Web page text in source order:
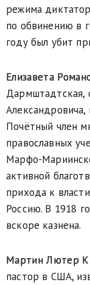
режима
по обвинению в
году был убит
Елизавета
Дармштадтская,
Почётный член
православных
Марфо-
активной
прихода к
Россию. В 1918
вскоре казнена.
Мартин Лютер
пастор в США,